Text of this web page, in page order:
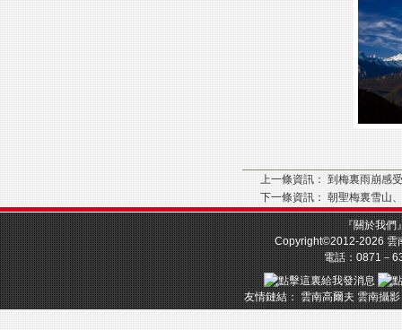
上一條資訊： 到梅裏雨崩感
下一條資訊： 朝聖梅裏雪山
『關於我們
Copyright©2012-2026雲
電話：0871－
友情鏈結：雲南高爾夫 雲南攝影